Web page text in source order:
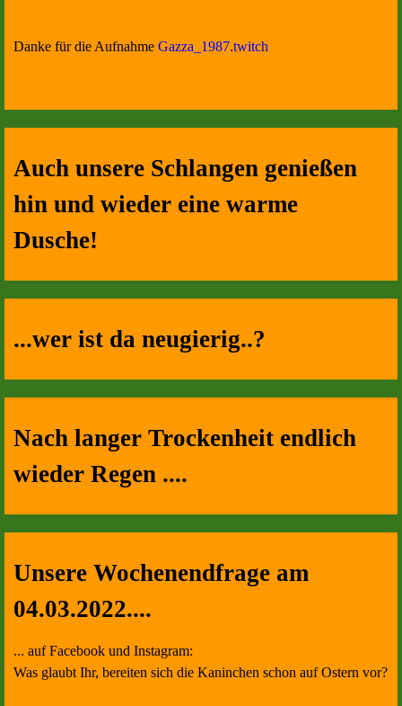
Danke für die Aufnahme Gazza_1987.twitch
Auch unsere Schlangen genießen
hin und wieder eine warme
Dusche!
...wer ist da neugierig..?
Nach langer Trockenheit endlich
wieder Regen ....
Unsere Wochenendfrage am
04.03.2022....
... auf Facebook und Instagram:
Was glaubt Ihr, bereiten sich die Kaninchen schon auf Ostern vor?